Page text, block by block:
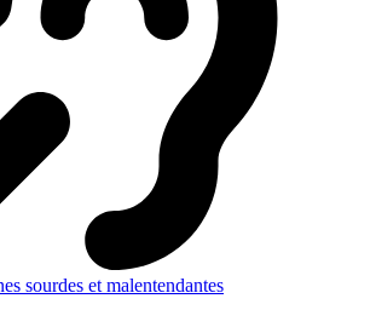
sourdes et malentendantes